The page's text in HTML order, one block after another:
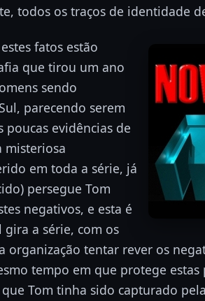
todos os traços de identidade
fatos estão
que tirou um ano
sendo
parecendo serem
poucas evidências de
misteriosa
em toda a série, já
persegue Tom
negativos, e esta é
a série, com os
organização tentar rever os
tempo em que protege estas
Tom tinha sido capturado